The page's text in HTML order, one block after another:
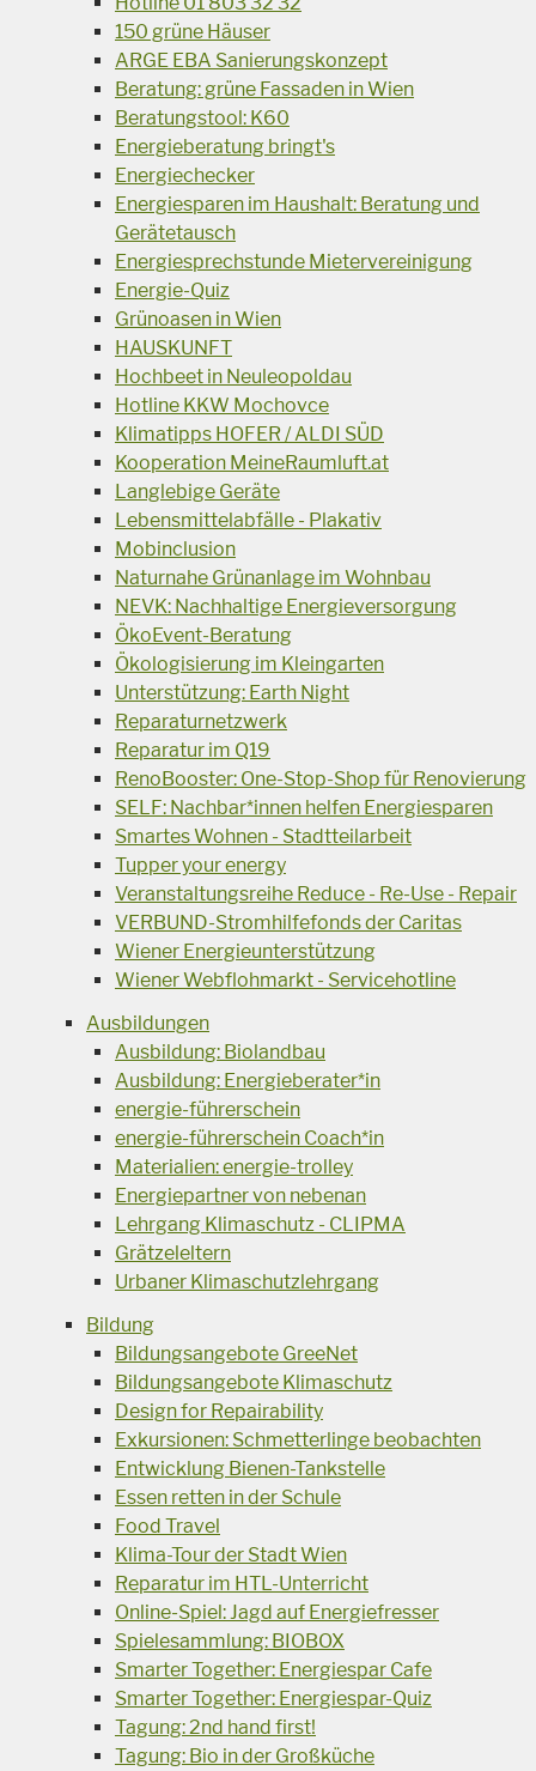
150 grüne Häuser
ARGE EBA Sanierungskonzept
Beratung: grüne Fassaden in Wien
Beratungstool: K60
Energieberatung bringt's
Energiechecker
Energiesparen im Haushalt: Beratung und
Gerätetausch
Energiesprechstunde Mietervereinigung
Energie-Quiz
Grünoasen in Wien
HAUSKUNFT
Hochbeet in Neuleopoldau
Hotline KKW Mochovce
Klimatipps HOFER / ALDI SÜD
Kooperation MeineRaumluft.at
Langlebige Geräte
Lebensmittelabfälle - Plakativ
Mobinclusion
Naturnahe Grünanlage im Wohnbau
NEVK: Nachhaltige Energieversorgung
ÖkoEvent-Beratung
Ökologisierung im Kleingarten
Unterstützung: Earth Night
Reparaturnetzwerk
Reparatur im Q19
RenoBooster: One-Stop-Shop für Renovierung
SELF: Nachbar*innen helfen Energiesparen
Smartes Wohnen - Stadtteilarbeit
Tupper your energy
Veranstaltungsreihe Reduce - Re-Use - Repair
VERBUND-Stromhilfefonds der Caritas
Wiener Energieunterstützung
Wiener Webflohmarkt - Servicehotline
Ausbildungen
Ausbildung: Biolandbau
Ausbildung: Energieberater*in
energie-führerschein
energie-führerschein Coach*in
Materialien: energie-trolley
Energiepartner von nebenan
Lehrgang Klimaschutz - CLIPMA
Grätzeleltern
Urbaner Klimaschutzlehrgang
Bildung
Bildungsangebote GreeNet
Bildungsangebote Klimaschutz
Design for Repairability
Exkursionen: Schmetterlinge beobachten
Entwicklung Bienen-Tankstelle
Essen retten in der Schule
Food Travel
Klima-Tour der Stadt Wien
Reparatur im HTL-Unterricht
Online-Spiel: Jagd auf Energiefresser
Spielesammlung: BIOBOX
Smarter Together: Energiespar Cafe
Smarter Together: Energiespar-Quiz
Tagung: 2nd hand first!
Tagung: Bio in der Großküche